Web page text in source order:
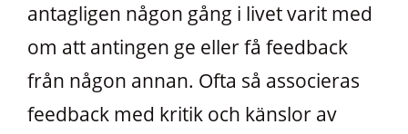
antagligen någon gång i livet varit med
om att antingen ge eller få feedback
från någon annan. Ofta så associeras
feedback med kritik och känslor av